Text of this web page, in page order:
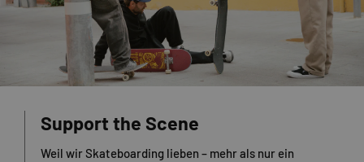
Support the Scene
Weil wir Skateboarding lieben – mehr als nur ein